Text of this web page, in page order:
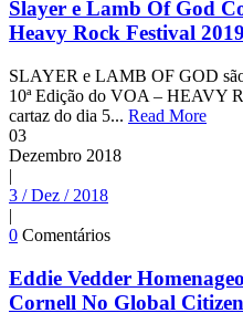
Slayer e Lamb Of God
Heavy Rock Festival 2019
SLAYER e LAMB OF GOD são
10ª Edição do VOA – HEAVY
cartaz do dia 5... Read More
03
Dezembro 2018
|
3 / Dez / 2018
|
0 Comentários
Eddie Vedder
Cornell No Global